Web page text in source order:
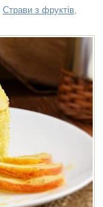
Страви з фруктів,